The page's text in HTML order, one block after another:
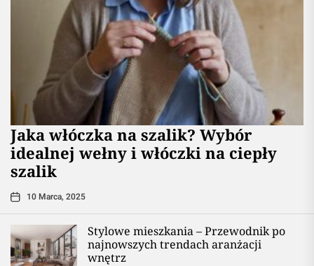
Jaka włóczka na szalik? Wybór
idealnej wełny i włóczki na ciepły
szalik
10 Marca, 2025
Stylowe mieszkania – Przewodnik po
najnowszych trendach aranżacji
wnętrz